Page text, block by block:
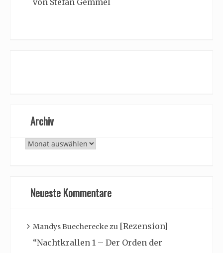
Archiv
Archiv
Neueste Kommentare
Mandys Buechereckezu [Rezension]
“Nachtkrallen 1 – Der Orden der